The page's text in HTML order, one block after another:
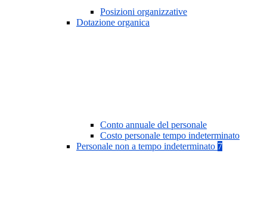
Posizioni organizzative
Dotazione organica
Conto annuale del personale
Costo personale tempo indeterminato
Personale non a tempo indeterminato 7